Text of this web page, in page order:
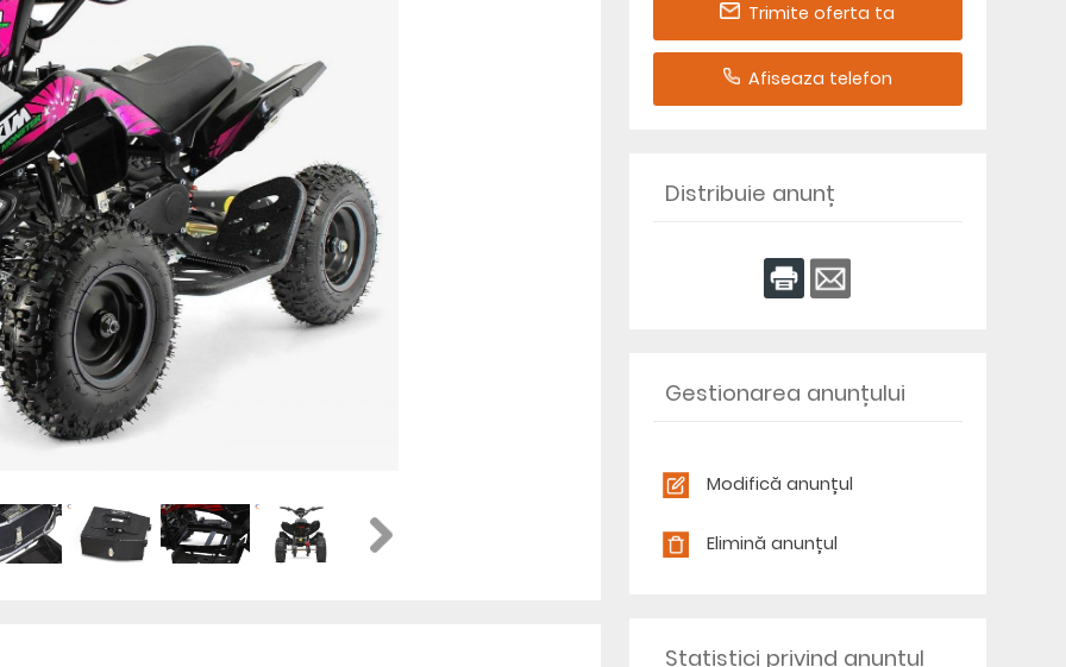
Trimite oferta ta
Afiseaza telefon
Distribuie anunț
Gestionarea anunțului
Modifică anunțul
Elimină anunțul
Statistici privind anunțul